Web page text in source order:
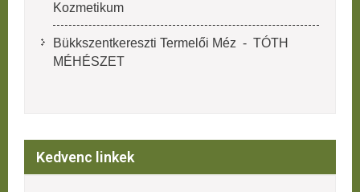
Kozmetikum
Bükkszentkereszti Termelői Méz - TÓTH
MÉHÉSZET
Kedvenc linkek